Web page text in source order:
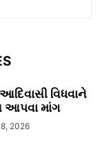
વિધવાને
આપવા માંગ
2026